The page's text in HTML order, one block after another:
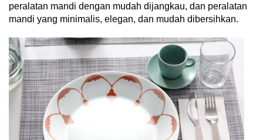
peralatan mandi dengan mudah dijangkau, dan peralatan
mandi yang minimalis, elegan, dan mudah dibersihkan.